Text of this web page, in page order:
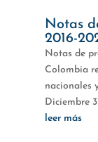
Notas
2016-
Notas de
Colombia
nacionales
Diciembre
leer más